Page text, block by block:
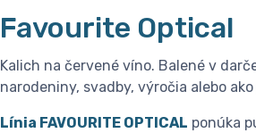
Favourite Optical
Kalich na červené víno. Balené v
narodeniny, svadby, výročia alebo
Línia FAVOURITE OPTICAL ponúka